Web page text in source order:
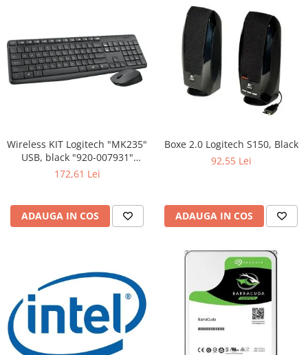
Wireless KIT Logitech "MK235"
USB, black "920-007931"
(include timbru verde 0.01 lei)
172,61 Lei
ADAUGA IN COS
Boxe 2.0 Logitech S150, Black
92,55 Lei
ADAUGA IN COS